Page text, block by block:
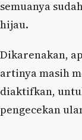
semuanya
hijau.
Dikarenakan,
artinya masih
diaktifkan,
pengecekan